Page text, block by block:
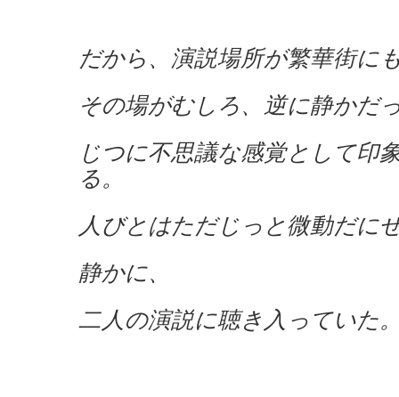
だから、演説場所が繁華街に
その場がむしろ、逆に静かだ
じつに不思議な感覚として印
る。
人びとはただじっと微動だに
静かに、
二人の演説に聴き入っていた